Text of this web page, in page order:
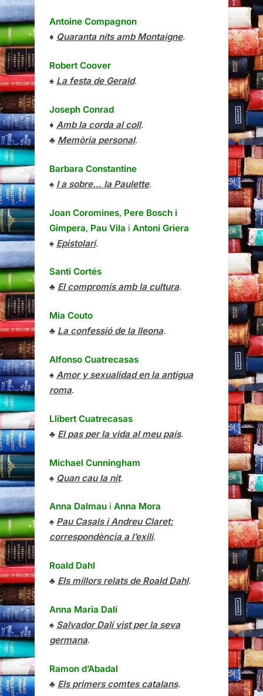
Antoine Compagnon
♦ Quaranta nits amb Montaigne.
Robert Coover
♠ La festa de Gerald.
Joseph Conrad
♦ Amb la corda al coll.
♣ Memòria personal.
Barbara Constantine
♠ I a sobre… la Paulette.
Joan Coromines, Pere Bosch i
Gimpera, Pau Vila i Antoni Griera
♠ Epistolari.
Santi Cortés
♣ El compromís amb la cultura.
Mia Couto
♣ La confessió de la lleona.
Alfonso Cuatrecasas
♠ Amor y sexualidad en la antigua
roma.
Llibert Cuatrecasas
♣ El pas per la vida al meu país.
Michael Cunningham
♠ Quan cau la nit.
Anna Dalmau i Anna Mora
♠ Pau Casals i Andreu Claret:
correspondència a l’exili.
Roald Dahl
♣ Els millors relats de Roald Dahl.
Anna Maria Dalí
♠ Salvador Dalí vist per la seva
germana.
Ramon d’Abadal
♣ Els primers comtes catalans.